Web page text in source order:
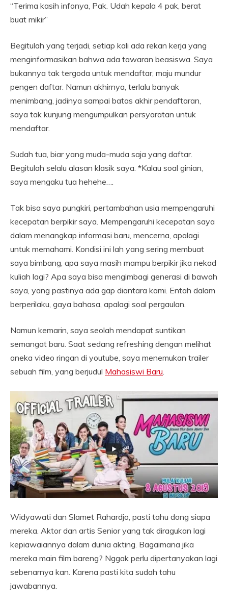
“Terima kasih infonya, Pak. Udah kepala 4 pak, berat
buat mikir”
Begitulah yang terjadi, setiap kali ada rekan kerja yang
menginformasikan bahwa ada tawaran beasiswa. Saya
bukannya tak tergoda untuk mendaftar, maju mundur
pengen daftar. Namun akhirnya, terlalu banyak
menimbang, jadinya sampai batas akhir pendaftaran,
saya tak kunjung mengumpulkan persyaratan untuk
mendaftar.
Sudah tua, biar yang muda-muda saja yang daftar.
Begitulah selalu alasan klasik saya. *Kalau soal ginian,
saya mengaku tua hehehe….
Tak bisa saya pungkiri, pertambahan usia mempengaruhi
kecepatan berpikir saya. Mempengaruhi kecepatan saya
dalam menangkap informasi baru, mencerna, apalagi
untuk memahami. Kondisi ini lah yang sering membuat
saya bimbang, apa saya masih mampu berpikir jika nekad
kuliah lagi? Apa saya bisa mengimbagi generasi di bawah
saya, yang pastinya ada gap diantara kami. Entah dalam
berperilaku, gaya bahasa, apalagi soal pergaulan.
Namun kemarin, saya seolah mendapat suntikan
semangat baru. Saat sedang refreshing dengan melihat
aneka video ringan di youtube, saya menemukan trailer
sebuah film, yang berjudul Mahasiswi Baru.
Widyawati dan Slamet Rahardjo, pasti tahu dong siapa
mereka. Aktor dan artis Senior yang tak diragukan lagi
kepiawaiannya dalam dunia akting. Bagaimana jika
mereka main film bareng? Nggak perlu dipertanyakan lagi
sebenarnya kan. Karena pasti kita sudah tahu
jawabannya.